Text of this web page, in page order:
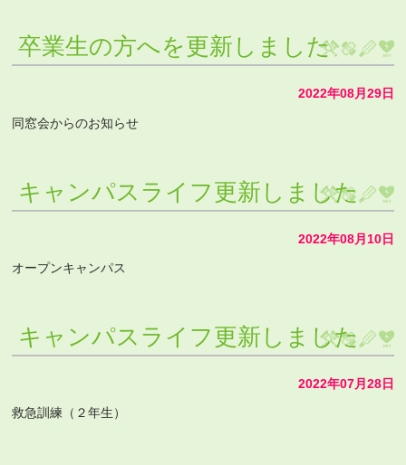
卒業生の方へを更新しました
2022年08月29日
同窓会からのお知らせ
キャンパスライフ更新しました
2022年08月10日
オープンキャンパス
キャンパスライフ更新しました
2022年07月28日
救急訓練（２年生）